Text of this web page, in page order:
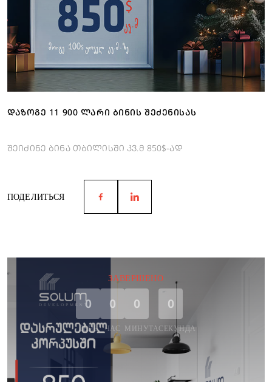
ᲓᲐᲖᲝᲒᲔ 11 900 ᲚᲐᲠᲘ ᲑᲘᲜᲘᲡ ᲨᲔᲫᲔᲜᲘᲡᲐᲡ
შეიძინე ბინა თბილისში კვ.მ 850$-ად
ПОДЕЛИТЬСЯ
ЗАВЕРШЕНО
0
ДЕНЬ
0
ЧАС
0
МИНУТА
0
СЕКУНДА